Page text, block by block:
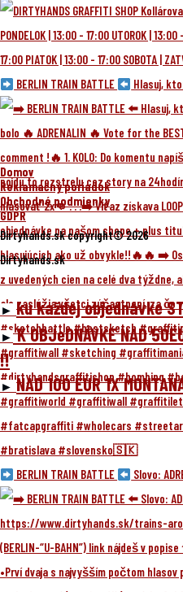
BERLIN TRAIN BATTLE Hlasuj,
BERLIN TRAIN BATTLE Slovo:
Domov
Reklamačný poriadok
Obchodné podmienky
GDPR
Dirtyhands.sk copyright© 2026
Dirtyhands.sk
► ku každej objednávke
►K OBJeDNÁVKE NAD
!!
► NAD 100 EUR1X